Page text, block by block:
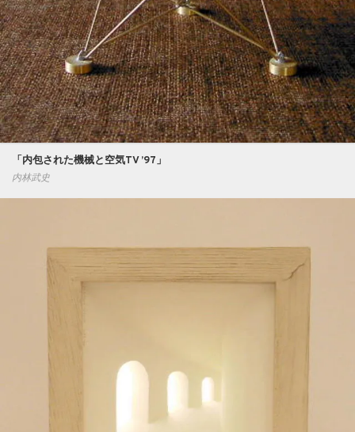
「内包された機械と空気TV ’97」
内林武史